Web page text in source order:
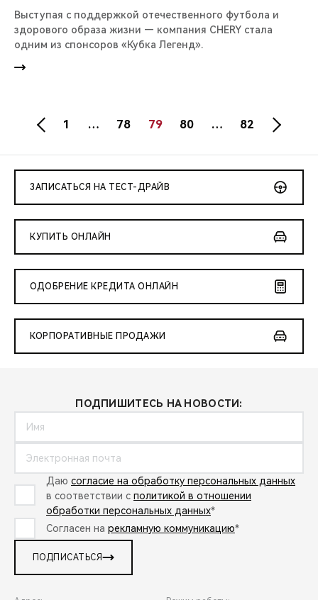
Выступая с поддержкой отечественного футбола и
здорового образа жизни — компания CHERY стала
одним из спонсоров «Кубка Легенд».
1 … 78 79 80 … 82
ЗАПИСАТЬСЯ НА ТЕСТ-ДРАЙВ
КУПИТЬ ОНЛАЙН
ОДОБРЕНИЕ КРЕДИТА ОНЛАЙН
КОРПОРАТИВНЫЕ ПРОДАЖИ
ПОДПИШИТЕСЬ НА НОВОСТИ:
Даю согласие на обработку персональных данных
в соответствии с политикой в отношении
обработки персональных данных*
Согласен на рекламную коммуникацию*
ПОДПИСАТЬСЯ